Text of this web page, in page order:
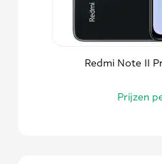
Redmi Note 11
Prijzen